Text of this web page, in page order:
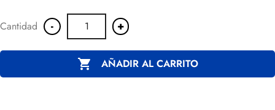
Cantidad - +
 AÑADIR AL CARRITO